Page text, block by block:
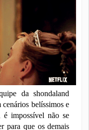
da shondaland
cenários belíssimos e
é impossível não se
para que os demais